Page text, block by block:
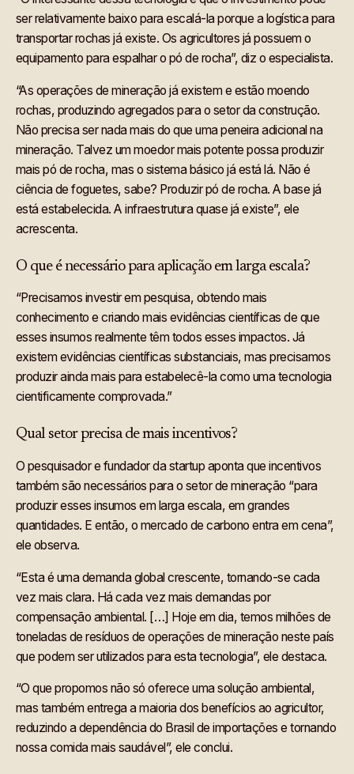
ser relativamente baixo para escalá-la porque a logística para
transportar rochas já existe. Os agricultores já possuem o
equipamento para espalhar o pó de rocha”, diz o especialista.
“As operações de mineração já existem e estão moendo
rochas, produzindo agregados para o setor da construção.
Não precisa ser nada mais do que uma peneira adicional na
mineração. Talvez um moedor mais potente possa produzir
mais pó de rocha, mas o sistema básico já está lá. Não é
ciência de foguetes, sabe? Produzir pó de rocha. A base já
está estabelecida. A infraestrutura quase já existe”, ele
acrescenta.
O que é necessário para aplicação em larga escala?
“Precisamos investir em pesquisa, obtendo mais
conhecimento e criando mais evidências científicas de que
esses insumos realmente têm todos esses impactos. Já
existem evidências científicas substanciais, mas precisamos
produzir ainda mais para estabelecê-la como uma tecnologia
cientificamente comprovada.”
Qual setor precisa de mais incentivos?
O pesquisador e fundador da startup aponta que incentivos
também são necessários para o setor de mineração “para
produzir esses insumos em larga escala, em grandes
quantidades. E então, o mercado de carbono entra em cena”,
ele observa.
“Esta é uma demanda global crescente, tornando-se cada
vez mais clara. Há cada vez mais demandas por
compensação ambiental. […] Hoje em dia, temos milhões de
toneladas de resíduos de operações de mineração neste país
que podem ser utilizados para esta tecnologia”, ele destaca.
“O que propomos não só oferece uma solução ambiental,
mas também entrega a maioria dos benefícios ao agricultor,
reduzindo a dependência do Brasil de importações e tornando
nossa comida mais saudável”, ele conclui.